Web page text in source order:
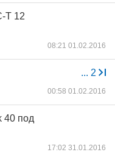
Т 12
08:21 01.02.2016
... 2
00:58 01.02.2016
под
17:02 31.01.2016